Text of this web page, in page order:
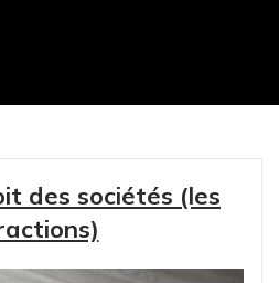
des sociétés (les